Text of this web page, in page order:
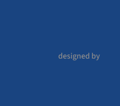
designed by